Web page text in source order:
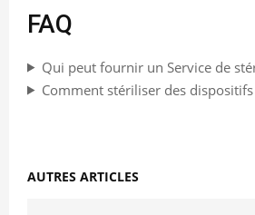
FAQ
Qui peut fournir un Service de
Comment stériliser des
AUTRES ARTICLES